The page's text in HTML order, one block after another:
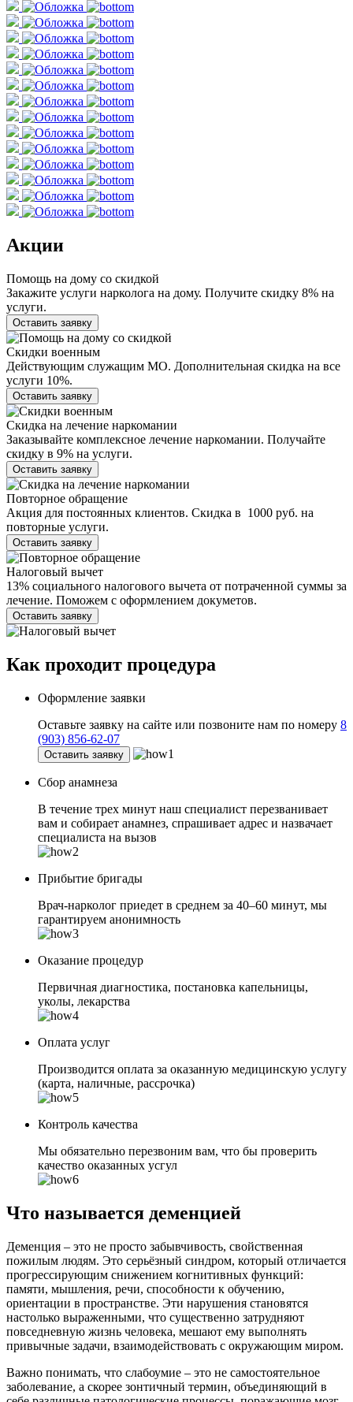
Акции
Помощь на дому со скидкой
Закажите услуги нарколога на дому. Получите скидку 8% на
услуги.
Оставить заявку
Скидки военным
Действующим служащим МО. Дополнительная скидка на все
услуги 10%.
Оставить заявку
Скидка на лечение наркомании
Заказывайте комплексное лечение наркомании. Получайте
скидку в 9% на услуги.
Оставить заявку
Повторное обращение
Акция для постоянных клиентов. Скидка в 1000 руб. на
повторные услуги.
Оставить заявку
Налоговый вычет
13% социального налогового вычета от потраченной суммы за
лечение. Поможем с оформлением докуметов.
Оставить заявку
Как проходит процедура
Оформление заявки
Оставьте заявку на сайте или позвоните нам по номеру 8
(903) 856-62-07
Оставить заявку
Сбор анамнеза
В течение трех минут наш специалист перезванивает
вам и собирает анамнез, спрашивает адрес и назвачает
специалиста на вызов
Прибытие бригады
Врач-нарколог приедет в среднем за 40–60 минут, мы
гарантируем анонимность
Оказание процедур
Первичная диагностика, постановка капельницы,
уколы, лекарства
Оплата услуг
Производится оплата за оказанную медицинскую услугу
(карта, наличные, рассрочка)
Контроль качества
Мы обязательно перезвоним вам, что бы проверить
качество оказанных усгул
Что называется деменцией
Деменция – это не просто забывчивость, свойственная
пожилым людям. Это серьёзный синдром, который отличается
прогрессирующим снижением когнитивных функций:
памяти, мышления, речи, способности к обучению,
ориентации в пространстве. Эти нарушения становятся
настолько выраженными, что существенно затрудняют
повседневную жизнь человека, мешают ему выполнять
привычные задачи, взаимодействовать с окружающим миром.
Важно понимать, что слабоумие – это не самостоятельное
заболевание, а скорее зонтичный термин, объединяющий в